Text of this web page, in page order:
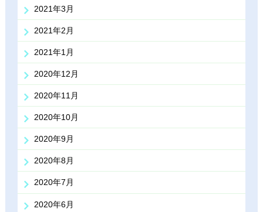
2021年3月
2021年2月
2021年1月
2020年12月
2020年11月
2020年10月
2020年9月
2020年8月
2020年7月
2020年6月